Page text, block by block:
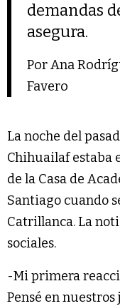
demandas
asegura.
Por Ana
Favero
La noche del
Chihuailaf estaba
de la Casa de
Santiago cuando
Catrillanca. La
sociales.
-Mi primera
Pensé en